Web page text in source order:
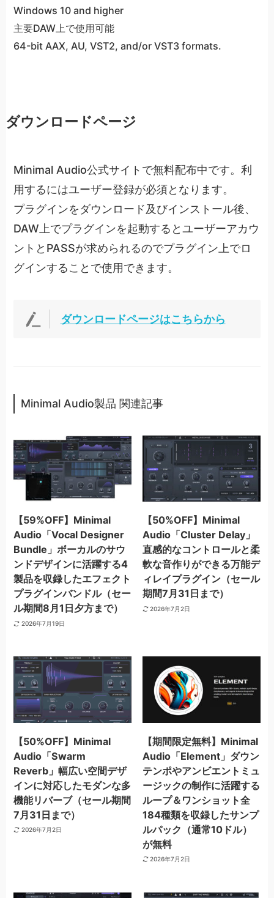
Windows 10 and higher
主要DAW上で使用可能
64-bit AAX, AU, VST2, and/or VST3 formats.
ダウンロードページ
Minimal Audio公式サイトで無料配布中です。利
用するにはユーザー登録が必須となります。
プラグインをダウンロード及びインストール後、
DAW上でプラグインを起動するとユーザーアカウ
ントとPASSが求められるのでプラグイン上でロ
グインすることで使用できます。
ダウンロードページはこちらから
Minimal Audio製品 関連記事
【59%OFF】Minimal
Audio「Vocal Designer
Bundle」ボーカルのサウ
ンドデザインに活躍する4
製品を収録したエフェクト
プラグインバンドル（セー
ル期間8月1日夕方まで）
2026年7月19日
【50%OFF】Minimal
Audio「Cluster Delay」
直感的なコントロールと柔
軟な音作りができる万能デ
ィレイプラグイン（セール
期間7月31日まで）
2026年7月2日
【50%OFF】Minimal
Audio「Swarm
Reverb」幅広い空間デザ
インに対応したモダンな多
機能リバーブ（セール期間
7月31日まで）
2026年7月2日
【期間限定無料】Minimal
Audio「Element」ダウン
テンポやアンビエントミュ
ージックの制作に活躍する
ループ＆ワンショット全
184種類を収録したサンプ
ルパック（通常10ドル）
が無料
2026年7月2日